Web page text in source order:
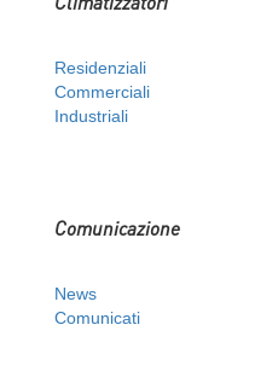
Residenziali
Commerciali
Industriali
Comunicazione
News
Comunicati